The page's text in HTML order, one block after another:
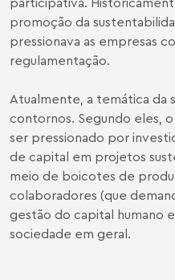
promoção da
pressionava as empresas
regulamentação.
Atualmente, a temática da
contornos. Segundo eles,
ser pressionado por
de capital em projetos
meio de boicotes de
colaboradores (que
gestão do capital humano
sociedade em geral.